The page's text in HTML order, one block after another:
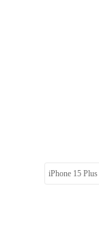
iPhone 15 Plus